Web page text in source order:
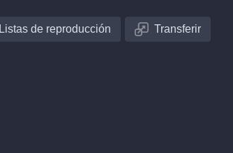
Listas de reproducción Transferir